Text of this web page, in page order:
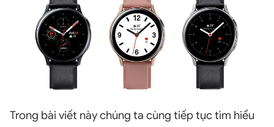
Trong bài viết này chúng ta cùng tiếp tục tìm hiểu